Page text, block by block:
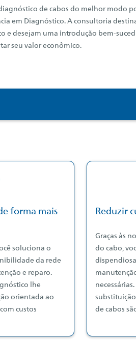
de cabos do melhor modo
em Diagnóstico. A consultoria
e desejam uma introdução bem-
seu valor econômico.
forma mais
soluciona o
da rede
e reparo.
lhe
orientada ao
custos
Reduzir
Graças às
do cabo,
de cabos